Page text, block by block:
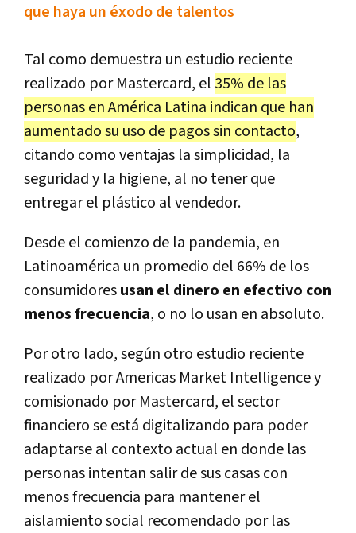
que haya un éxodo de talentos
Tal como demuestra un estudio reciente
realizado por Mastercard, el 35% de las
personas en América Latina indican que han
aumentado su uso de pagos sin contacto,
citando como ventajas la simplicidad, la
seguridad y la higiene, al no tener que
entregar el plástico al vendedor.
Desde el comienzo de la pandemia, en
Latinoamérica un promedio del 66% de los
consumidoresusan el dinero en efectivo con
menos frecuencia, o no lo usan en absoluto.
Por otro lado, según otro estudio reciente
realizado por Americas Market Intelligence y
comisionado por Mastercard, el sector
financiero se está digitalizando para poder
adaptarse al contexto actual en donde las
personas intentan salir de sus casas con
menos frecuencia para mantener el
aislamiento social recomendado por las